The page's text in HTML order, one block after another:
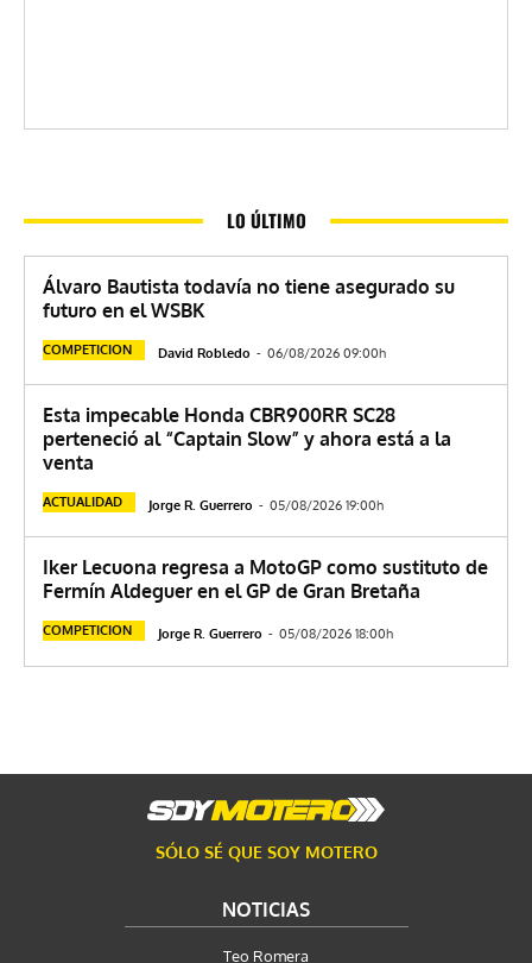
LO ÚLTIMO
Álvaro Bautista todavía no tiene asegurado su
futuro en el WSBK
COMPETICION David Robledo - 06/08/2026 09:00h
Esta impecable Honda CBR900RR SC28
perteneció al “Captain Slow” y ahora está a la
venta
ACTUALIDAD Jorge R. Guerrero - 05/08/2026 19:00h
Iker Lecuona regresa a MotoGP como sustituto de
Fermín Aldeguer en el GP de Gran Bretaña
COMPETICION Jorge R. Guerrero - 05/08/2026 18:00h
SÓLO SÉ QUE SOY MOTERO
NOTICIAS
Teo Romera